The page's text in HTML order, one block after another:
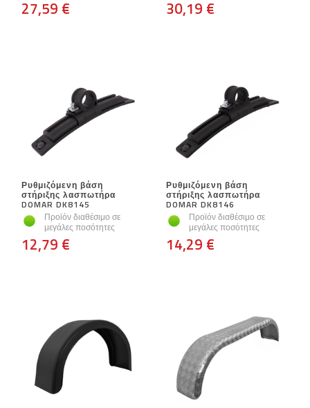
27,59 € 30,19 €
Ρυθμιζόμενη βάση
στήριξης λασπωτήρα
DOMAR DK8145
Προϊόν διαθέσιμο σε
μεγάλες ποσότητες
12,79 €
Ρυθμιζόμενη βάση
στήριξης λασπωτήρα
DOMAR DK8146
Προϊόν διαθέσιμο σε
μεγάλες ποσότητες
14,29 €